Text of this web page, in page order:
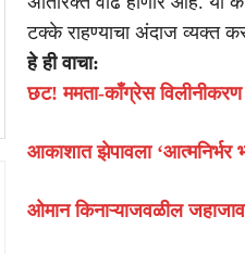
टक्के राहण्याचा अंदाज व्यक्त
हे ही वाचा:
छट! ममता-काँग्रेस
आकाशात झेपावला ‘आत्मनिर्भर
ओमान किनाऱ्याजवळील